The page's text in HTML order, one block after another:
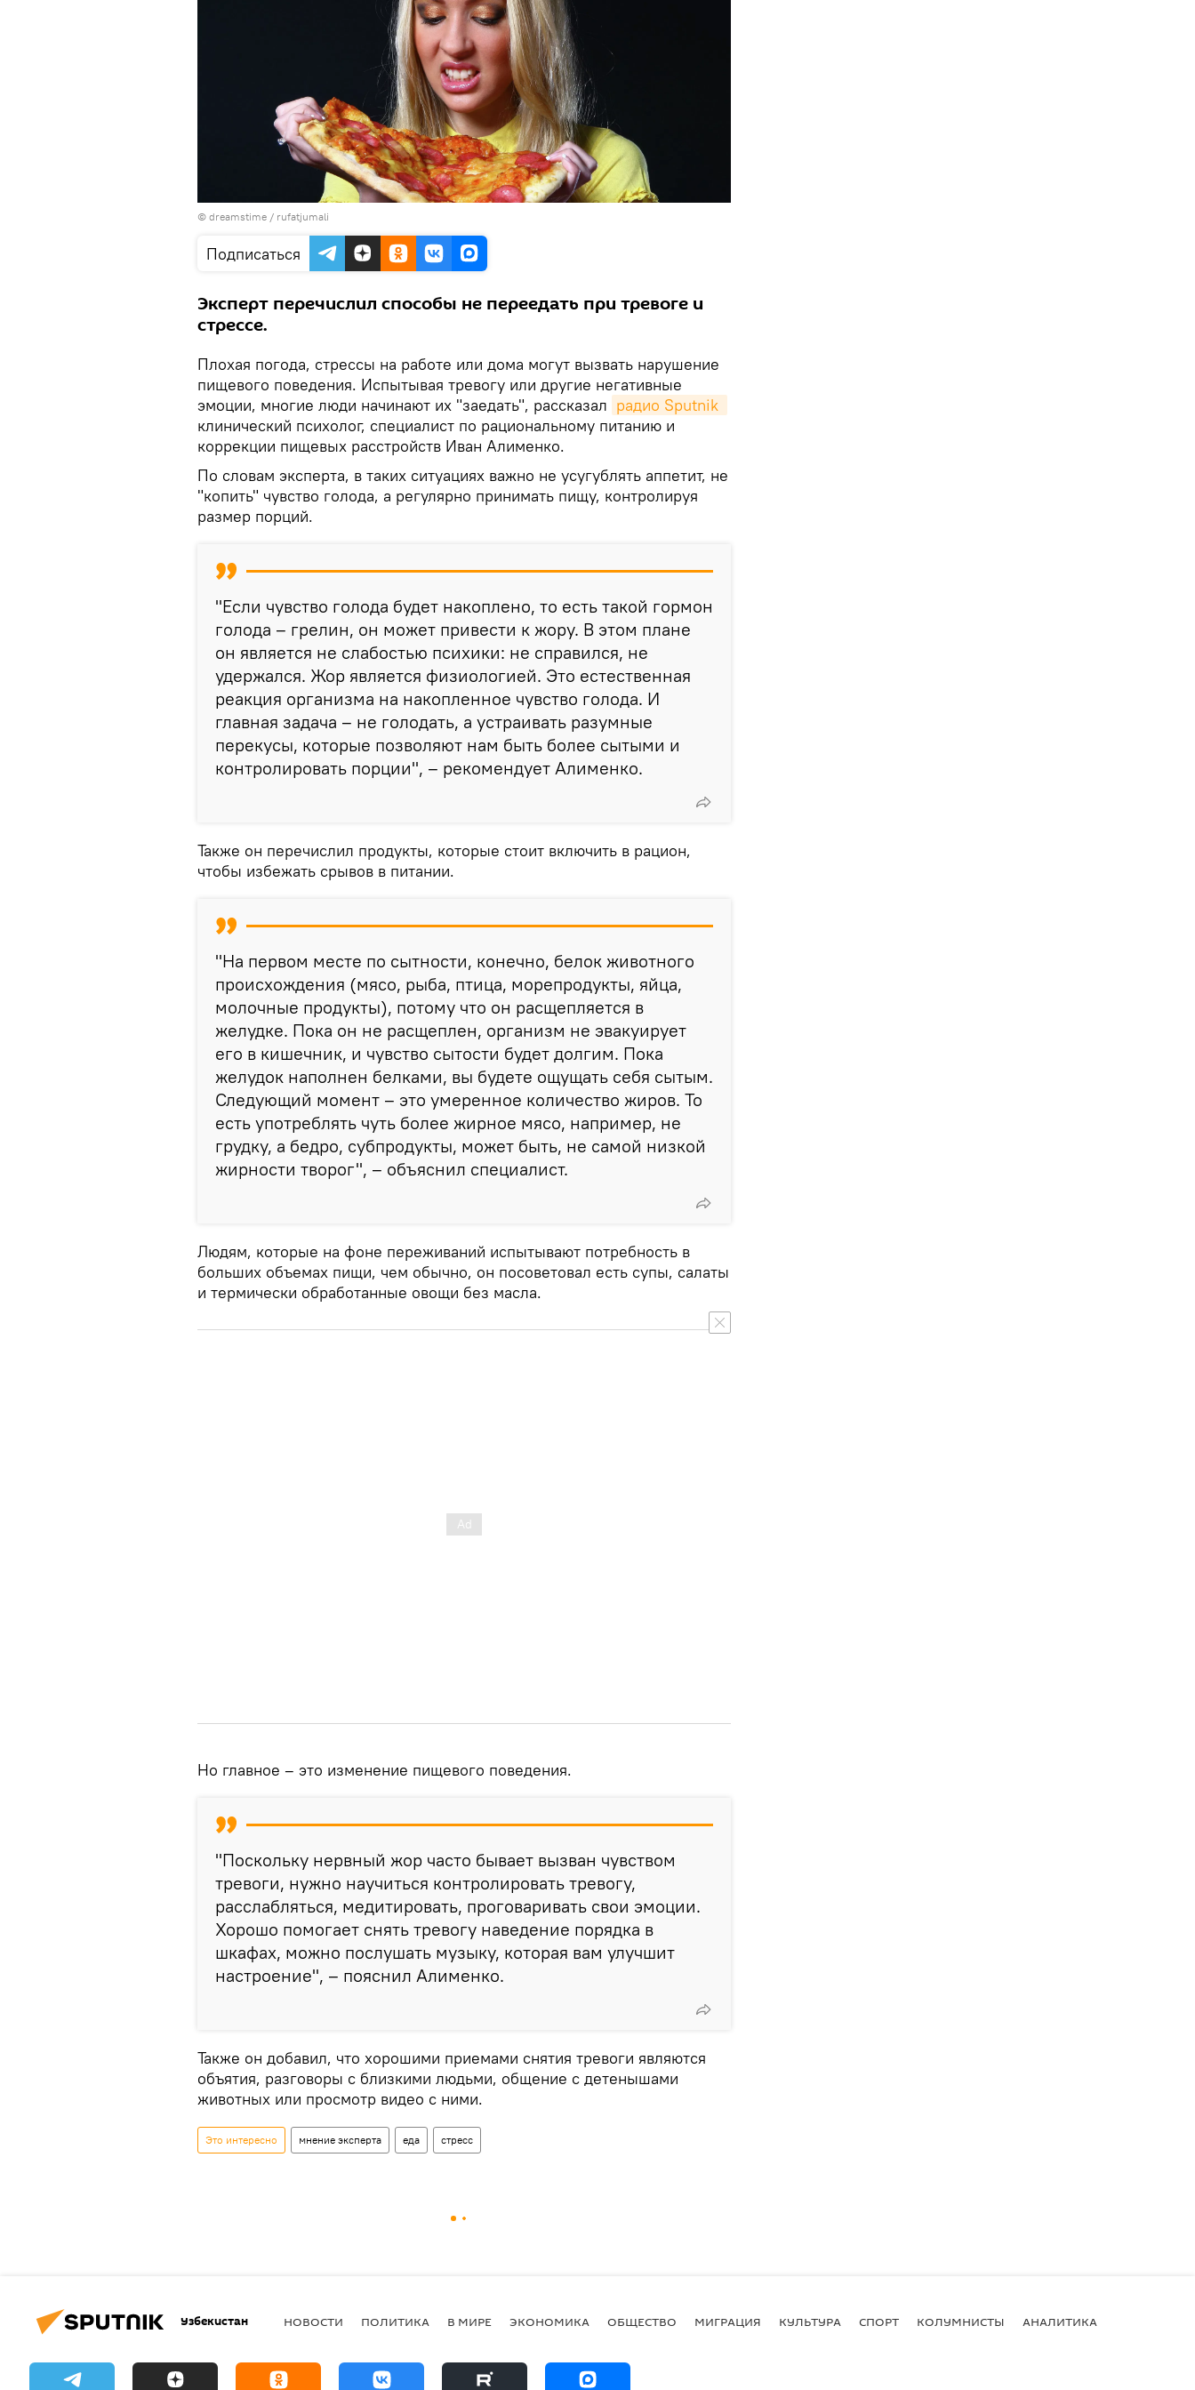
© dreamstime / rufatjumali
Подписаться
Эксперт перечислил способы не переедать при тревоге и
стрессе.
Плохая погода, стрессы на работе или дома могут вызвать нарушение
пищевого поведения. Испытывая тревогу или другие негативные
эмоции, многие люди начинают их "заедать", рассказал
клинический психолог, специалист по рациональному питанию и
коррекции пищевых расстройств Иван Алименко.
По словам эксперта, в таких ситуациях важно не усугублять аппетит, не
"копить" чувство голода, а регулярно принимать пищу, контролируя
размер порций.
"Если чувство голода будет накоплено, то есть такой гормон
голода – грелин, он может привести к жору. В этом плане
он является не слабостью психики: не справился, не
удержался. Жор является физиологией. Это естественная
реакция организма на накопленное чувство голода. И
главная задача – не голодать, а устраивать разумные
перекусы, которые позволяют нам быть более сытыми и
контролировать порции", – рекомендует Алименко.
Также он перечислил продукты, которые стоит включить в рацион,
чтобы избежать срывов в питании.
"На первом месте по сытности, конечно, белок животного
происхождения (мясо, рыба, птица, морепродукты, яйца,
молочные продукты), потому что он расщепляется в
желудке. Пока он не расщеплен, организм не эвакуирует
его в кишечник, и чувство сытости будет долгим. Пока
желудок наполнен белками, вы будете ощущать себя сытым.
Следующий момент – это умеренное количество жиров. То
есть употреблять чуть более жирное мясо, например, не
грудку, а бедро, субпродукты, может быть, не самой низкой
жирности творог", – объяснил специалист.
Людям, которые на фоне переживаний испытывают потребность в
больших объемах пищи, чем обычно, он посоветовал есть супы, салаты
и термически обработанные овощи без масла.
Но главное – это изменение пищевого поведения.
"Поскольку нервный жор часто бывает вызван чувством
тревоги, нужно научиться контролировать тревогу,
расслабляться, медитировать, проговаривать свои эмоции.
Хорошо помогает снять тревогу наведение порядка в
шкафах, можно послушать музыку, которая вам улучшит
настроение", – пояснил Алименко.
Также он добавил, что хорошими приемами снятия тревоги являются
объятия, разговоры с близкими людьми, общение с детенышами
животных или просмотр видео с ними.
Это интересно мнение эксперта еда стресс
Узбекистан НОВОСТИ ПОЛИТИКА В МИРЕ ЭКОНОМИКА ОБЩЕСТВО МИГРАЦИЯ КУЛЬТУРА СПОРТ КОЛУМНИСТЫ АНАЛИТИКА